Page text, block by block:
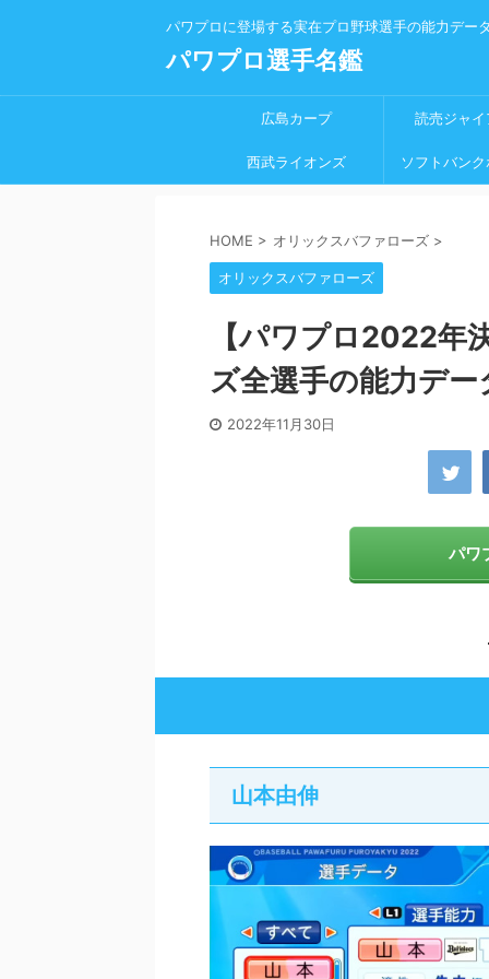
パワプロに登場する実在プロ野球選手の能力デー
パワプロ選手名鑑
広島カープ 読売ジャイ
西武ライオンズ ソフトバン
HOME > オリックスバファローズ >
オリックスバファローズ
【パワプロ2022年
ズ全選手の能力デー
2022年11月30日
パワ
山本由伸